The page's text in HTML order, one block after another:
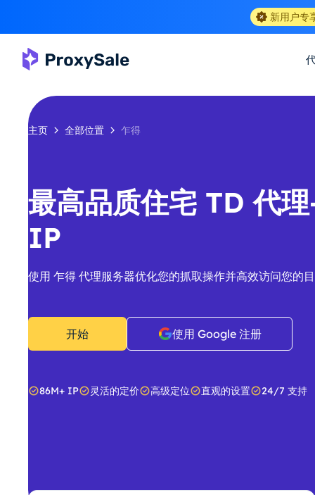
新用户专
主页 全部位置 乍得
最高品质住宅 TD 代
IP
使用 乍得 代理服务器优化您的抓取操作并高效访问您的
开始 使用 Google 注册
86M+ IP 灵活的定价 高级定位 直观的设置 24/7 支持